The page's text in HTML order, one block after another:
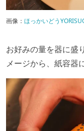
画像： ほっかいどう
お好みの量を器に盛
メージから、紙容器